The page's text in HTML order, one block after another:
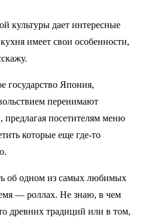
культуры дает интересные
имеет свои особенности,
государство Япония,
перенимают
предлагая посетителям меню
которые еще где-то
об одном из самых любимых
— роллах. Не знаю, в чем
древних традиций или в том,